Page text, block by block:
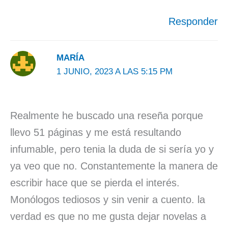
Responder
MARÍA
1 JUNIO, 2023 A LAS 5:15 PM
Realmente he buscado una reseña porque
llevo 51 páginas y me está resultando
infumable, pero tenia la duda de si sería yo y
ya veo que no. Constantemente la manera de
escribir hace que se pierda el interés.
Monólogos tediosos y sin venir a cuento. la
verdad es que no me gusta dejar novelas a